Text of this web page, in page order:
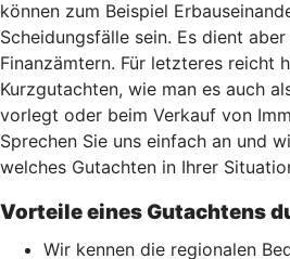
können zum Beispiel
Scheidungsfälle sein. Es dient
Finanzämtern. Für letzteres reicht
Kurzgutachten, wie man es auch
vorlegt oder beim Verkauf von
Sprechen Sie uns einfach an und
welches Gutachten in Ihrer
Vorteile eines Gutachtens
Wir kennen die regionalen